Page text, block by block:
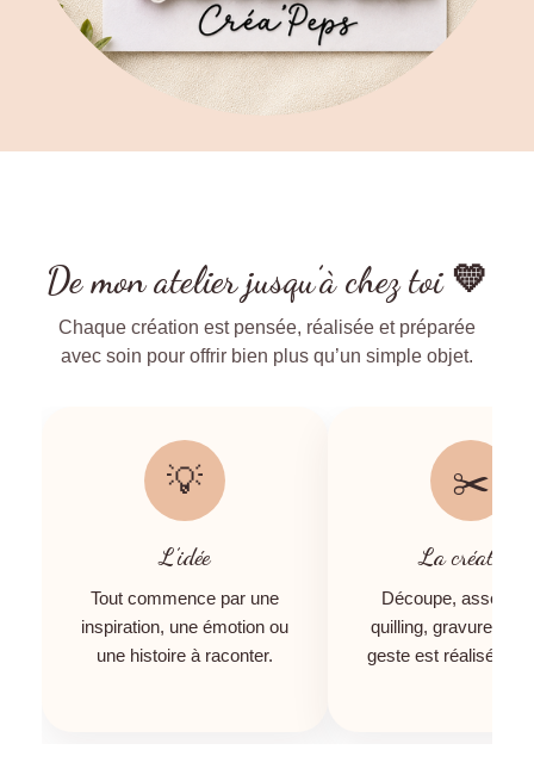
De mon atelier jusqu’à chez toi 💛
Chaque création est pensée, réalisée et préparée
avec soin pour offrir bien plus qu’un simple objet.
💡
L’idée
Tout commence par une
inspiration, une émotion ou
une histoire à raconter.
✂️
La création
Découpe,
quilling, gravure…
geste est réalisé à la